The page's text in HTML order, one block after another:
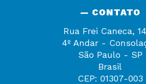
— CONTATO
Rua Frei Caneca,
4º Andar -
São Paulo - SP
Brasil
CEP: 01307-003